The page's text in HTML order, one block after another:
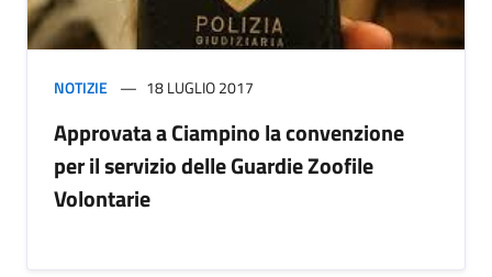
NOTIZIE 18 LUGLIO 2017
Approvata a Ciampino la convenzione
per il servizio delle Guardie Zoofile
Volontarie